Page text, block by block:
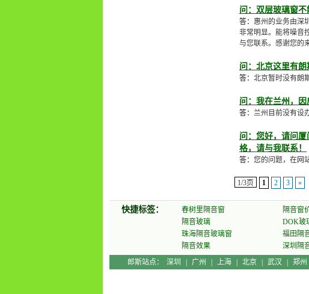
问：双层玻璃窗
答： 惠州的业务由深
非常明显。能将噪音
与您联系。感谢您的
问：北京这里有
答： 北京暂时没有朗
问：我在兰州，
答： 兰州目前没有设
问：您好，请问
格，请与我联系！
答： 您的问题，在网
1/3页 1 2 3 »
快捷标签： 春树里隔音窗 隔音窗
隔音玻璃
DOK玻
珠海隔音玻璃窗
福田隔
隔音效果
深圳隔
郎斯站点：
深圳 广州 上海 北京 武汉 郑州